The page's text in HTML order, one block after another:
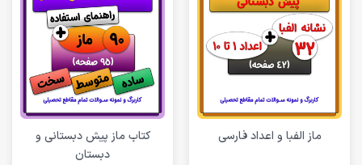
ماز الفبا و اعداد فارسی
کتاب ماز پیش دبستانی و
دبستان